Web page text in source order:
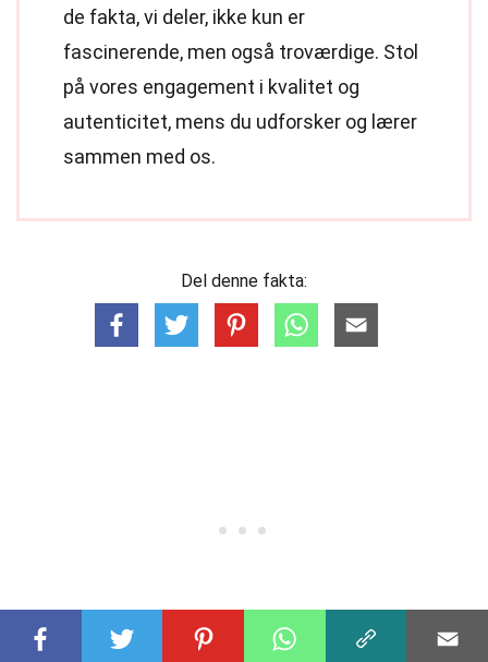
de fakta, vi deler, ikke kun er
fascinerende, men også troværdige. Stol
på vores engagement i kvalitet og
autenticitet, mens du udforsker og lærer
sammen med os.
Del denne fakta: